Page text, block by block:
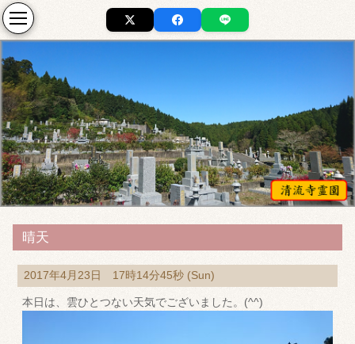
晴天
2017年4月23日 17時14分45秒 (Sun)
本日は、雲ひとつない天気でございました。(^^)